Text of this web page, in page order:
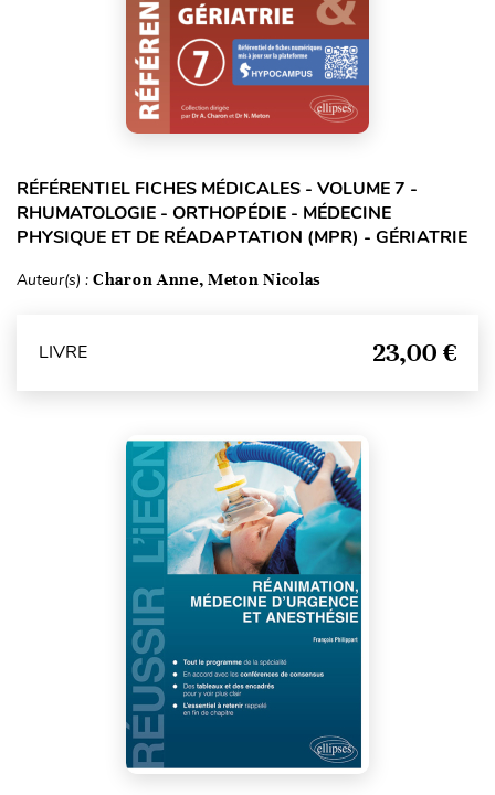
RÉFÉRENTIEL FICHES MÉDICALES - VOLUME 7 -
RHUMATOLOGIE - ORTHOPÉDIE - MÉDECINE
PHYSIQUE ET DE RÉADAPTATION (MPR) - GÉRIATRIE
Auteur(s) : Charon Anne, Meton Nicolas
LIVRE 23,00 €